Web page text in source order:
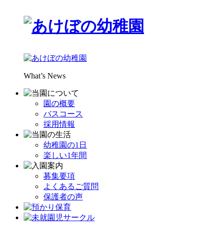
What’s News
園の概要
バスコース
採用情報
幼稚園の1日
楽しい1年間
募集要項
よくあるご質問
保護者の声